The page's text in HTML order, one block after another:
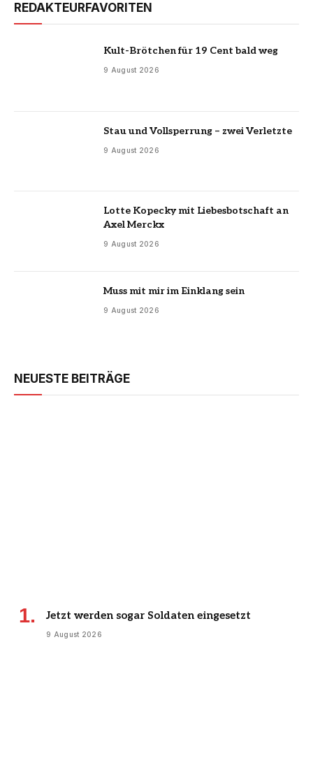
REDAKTEURFAVORITEN
Kult-Brötchen für 19 Cent bald weg
9 August 2026
Stau und Vollsperrung – zwei Verletzte
9 August 2026
Lotte Kopecky mit Liebesbotschaft an
Axel Merckx
9 August 2026
Muss mit mir im Einklang sein
9 August 2026
NEUESTE BEITRÄGE
Jetzt werden sogar Soldaten eingesetzt
9 August 2026